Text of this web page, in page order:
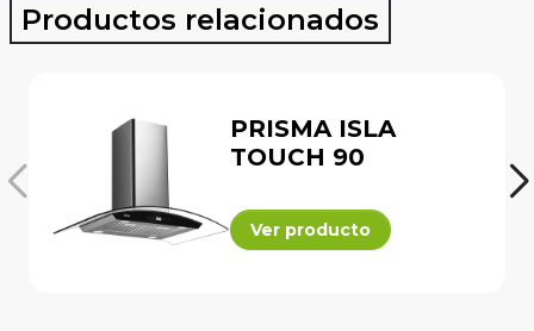
Productos relacionados
PRISMA ISLA
TOUCH 90
Ver producto